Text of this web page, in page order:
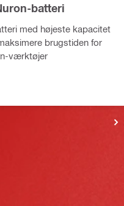
batteri
med højeste kapacitet
brugstiden for
værktøjer